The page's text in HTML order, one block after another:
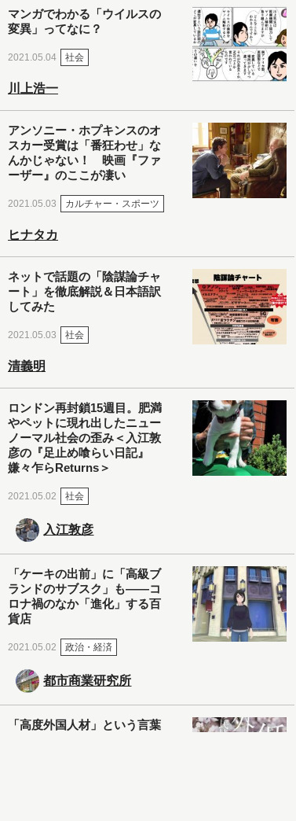
マンガでわかる「ウイルスの
変異」ってなに？
2021.05.04 社会
川上浩一
アンソニー・ホプキンスのオ
スカー受賞は「番狂わせ」な
んかじゃない！ 映画『ファ
ーザー』のここが凄い
2021.05.03 カルチャー・スポーツ
ヒナタカ
ネットで話題の「陰謀論チャ
ート」を徹底解説＆日本語訳
してみた
2021.05.03 社会
清義明
ロンドン再封鎖15週目。肥満
やペットに現れ出したニュー
ノーマル社会の歪み＜入江敦
彦の『足止め喰らい日記』
嫌々乍らReturns＞
2021.05.02 社会
入江敦彦
「ケーキの出前」に「高級ブ
ランドのサブスク」も――コ
ロナ禍のなか「進化」する百
貨店
2021.05.02 政治・経済
都市商業研究所
「高度外国人材」という言葉